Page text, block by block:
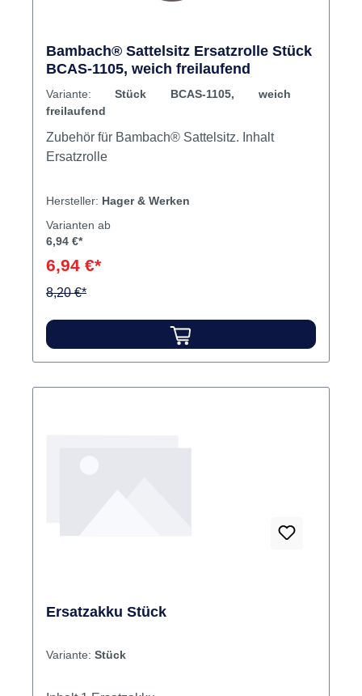
Bambach® Sattelsitz Ersatzrolle Stück
BCAS-1105, weich freilaufend
Variante: Stück BCAS-1105, weich
freilaufend
Zubehör für Bambach® Sattelsitz. Inhalt
Ersatzrolle
Hersteller: Hager & Werken
Varianten ab
6,94 €*
6,94 €*
8,20 €*
Ersatzakku Stück
Variante: Stück